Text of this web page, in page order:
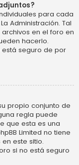
para cada
Administración. Tal
en el foro en
hacerlo.
está seguro de por
propio conjunto de
regla puede
que esta es una
Limited no tiene
este sitio.
si no está seguro